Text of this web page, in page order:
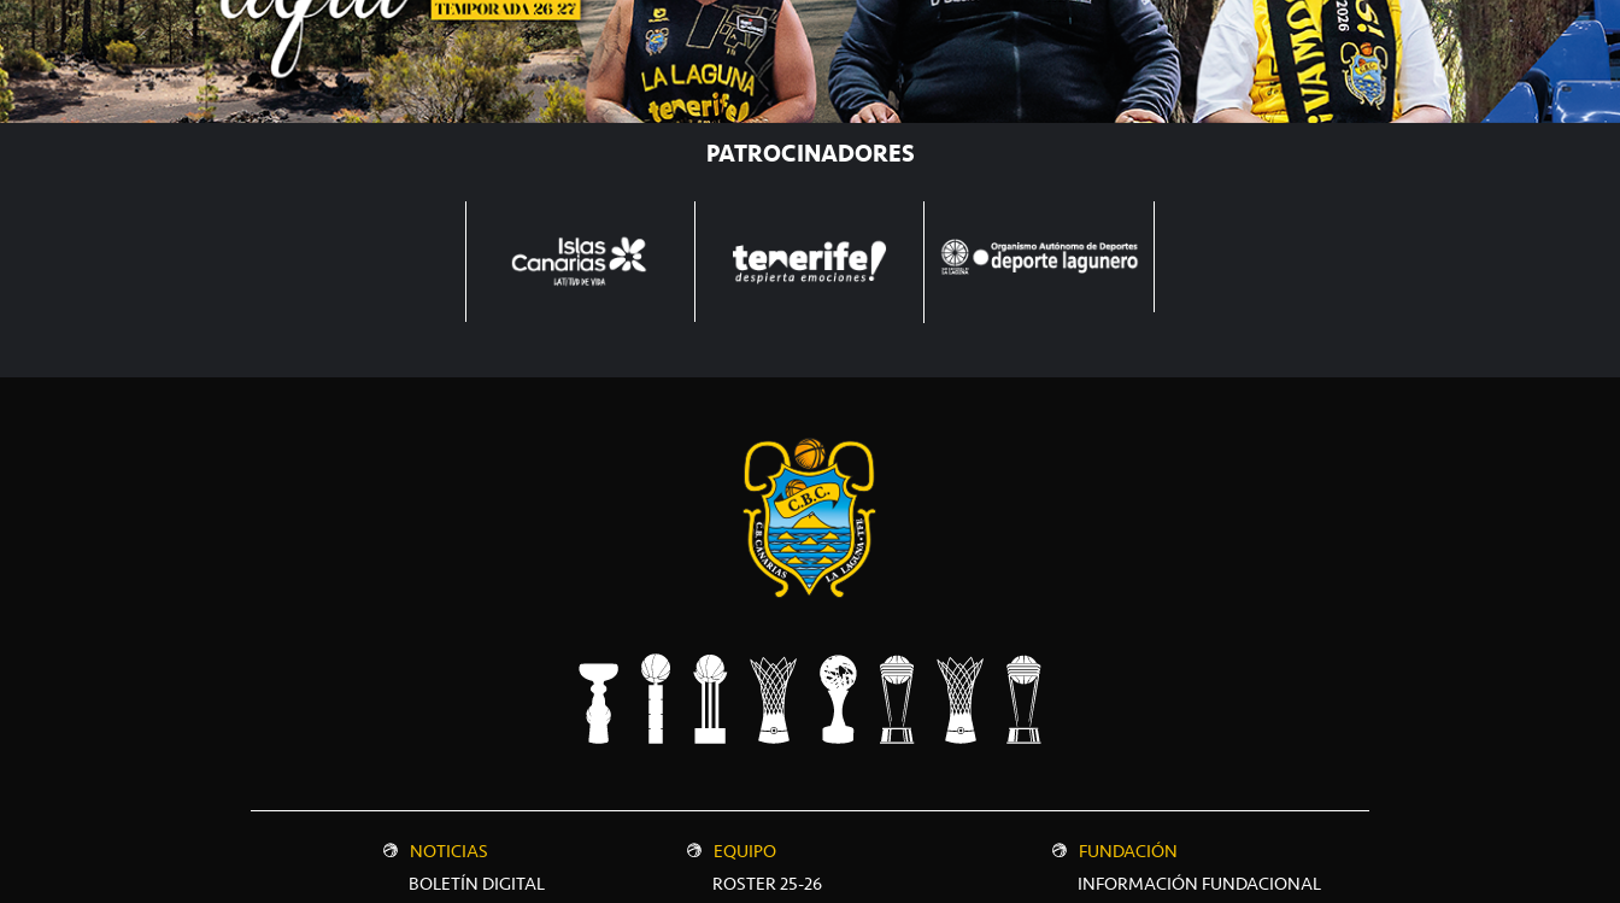
PATROCINADORES
NOTICIAS
BOLETÍN DIGITAL
EQUIPO
ROSTER 25-26
FUNDACIÓN
INFORMACIÓN FUNDACIONAL